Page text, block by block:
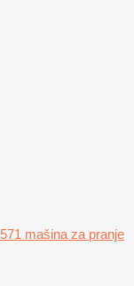
mašina za pranje